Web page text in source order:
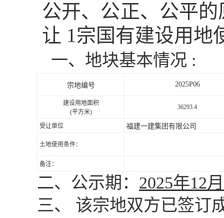
公开、公正、公平
让 1宗国有建设用地
一、地块基本情况 :
宗地编号 2025P06
建设用地面积
(平方米)
36293.4
受让单位 福建一建集团有限公司
土地使用条件：
备注：
二、公示期： 2025年12月
三、 该宗地双方已签订